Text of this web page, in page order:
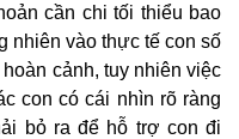
cần chi tối thiểu bao
nhiên vào thực tế con số
cảnh, tuy nhiên việc
con có cái nhìn rõ ràng
bỏ ra để hỗ trợ con đi